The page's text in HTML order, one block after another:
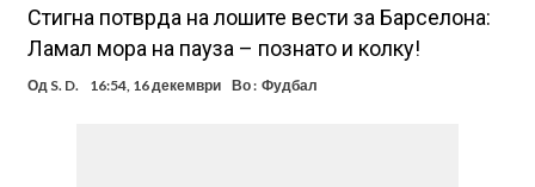
Стигна потврда на лошите вести за Барселона:
Ламал мора на пауза – познато и колку!
Од S. D. 16:54, 16 декември Во : Фудбал